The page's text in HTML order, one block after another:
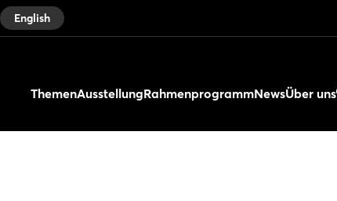
English
ThemenAusstellungRahmenprogrammNewsÜber uns